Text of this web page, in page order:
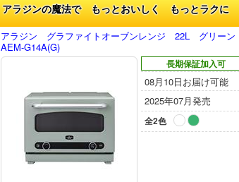
アラジンの魔法で もっとおいしく もっとラクに
アラジン グラファイトオーブンレンジ 22L グリーン
AEM-G14A(G)
長期保証加入可
08月10日お届け可能
2025年07月発売
全2色